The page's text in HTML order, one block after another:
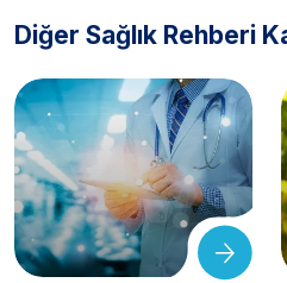
Diğer Sağlık Rehberi